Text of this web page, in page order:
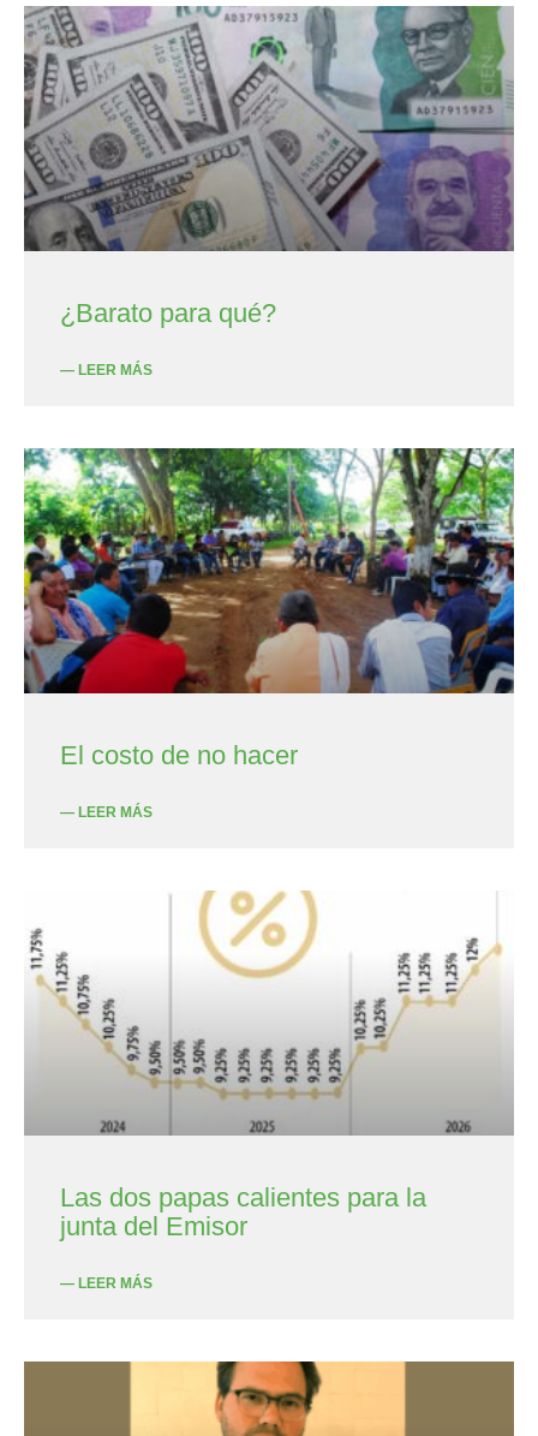
¿Barato para qué?
— LEER MÁS
El costo de no hacer
— LEER MÁS
Las dos papas calientes para la
junta del Emisor
— LEER MÁS